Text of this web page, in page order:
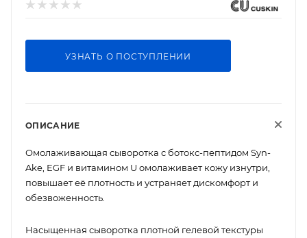
УЗНАТЬ О ПОСТУПЛЕНИИ
ОПИСАНИЕ
Омолаживающая сыворотка с ботокс-пептидом Syn-
Ake, EGF и витамином U омолаживает кожу изнутри,
повышает её плотность и устраняет дискомфорт и
обезвоженность.
Насыщенная сыворотка плотной гелевой текстуры